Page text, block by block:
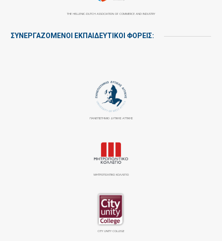
THE HELLENIC-DUTCH ASSOCIATION OF COMMERCE AND INDUSTRY
ΣΥΝΕΡΓΑΖΌΜΕΝΟΙ ΕΚΠΑΙΔΕΥΤΙΚΟΊ ΦΟΡΕΊΣ:
ΠΑΝΕΠΙΣΤΉΜΙΟ ΔΥΤΙΚΉΣ ΑΤΤΙΚΉΣ
ΜΗΤΡΟΠΟΛΙΤΙΚΟ ΚΟΛΛΕΓΙΟ
CITY UNITY COLLEGE